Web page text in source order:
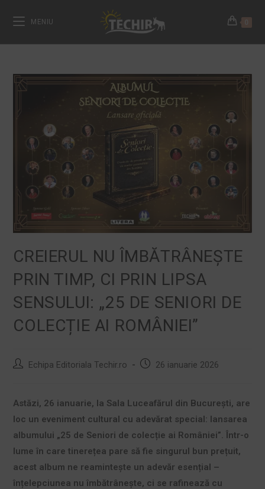
MENIU
CREIERUL NU ÎMBĂTRÂNEȘTE
PRIN TIMP, CI PRIN LIPSA
SENSULUI: „25 DE SENIORI DE
COLECȚIE AI ROMÂNIEI”
Echipa Editoriala Techir.ro 26 ianuarie 2026
Astăzi, 26 ianuarie, la Sala Luceafărul din București, are
loc un eveniment cultural cu adevărat special: lansarea
albumului „25 de Seniori de colecție ai României”. Într-o
lume în care tinerețea pare să fie singurul bun prețuit,
acest album ne reamintește un adevăr esențial –
înțelepciunea nu îmbătrânește, ci se rafinează cu